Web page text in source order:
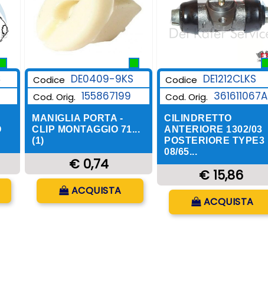
Codice DE0409-9KS
Cod. Orig. 155867199
MANIGLIA PORTA -
CLIP MONTAGGIO 71...
(1)
€ 0,74
ACQUISTA
Codice DE1212CLKS
Cod. Orig. 361611067A
CILINDRETTO
ANTERIORE 1302/03
POSTERIORE TYPE3
08/65...
€ 15,86
ACQUISTA